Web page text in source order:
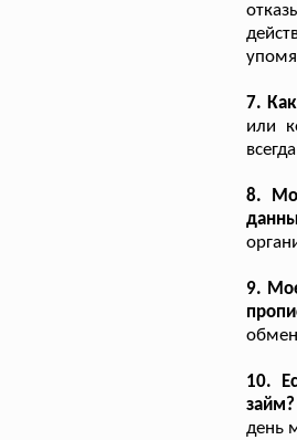
7.
или
8.
9.
10.
займ?
день